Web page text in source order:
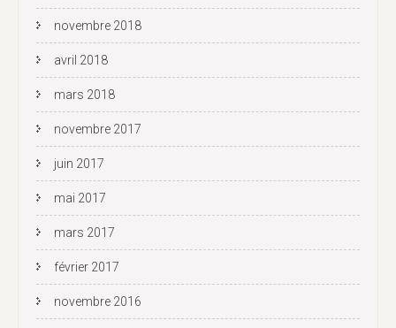
novembre 2018
avril 2018
mars 2018
novembre 2017
juin 2017
mai 2017
mars 2017
février 2017
novembre 2016